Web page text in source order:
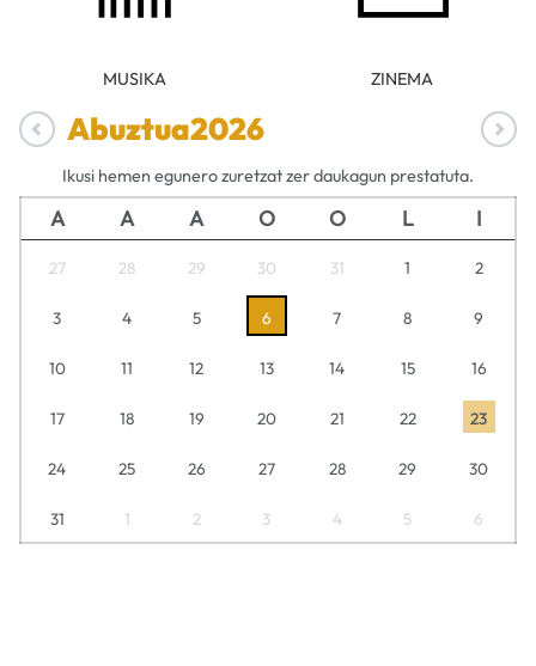
MUSIKA ZINEMA
Abuztua2026
Ikusi hemen egunero zuretzat zer daukagun prestatuta.
A A A O O L I
27 28 29 30 31 1 2
3 4 5 6 7 8 9
10 11 12 13 14 15 16
17 18 19 20 21 22 23
24 25 26 27 28 29 30
31 1 2 3 4 5 6